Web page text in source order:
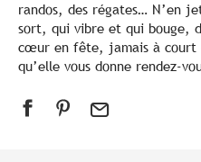
randos, des régates… N’en
sort, qui vibre et qui bouge,
cœur en fête, jamais à court
qu’elle vous donne rendez-